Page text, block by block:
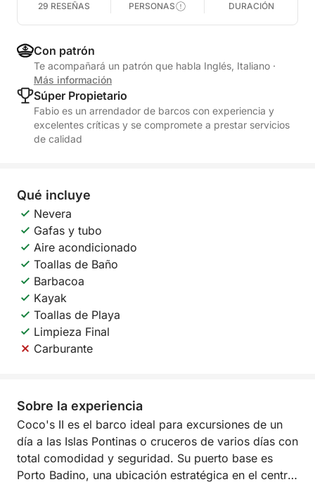
29 RESEÑAS PERSONAS DURACIÓN
Con patrón
Te acompañará un patrón que habla Inglés, Italiano ·
Más información
Súper Propietario
Fabio es un arrendador de barcos con experiencia y
excelentes críticas y se compromete a prestar servicios
de calidad
Qué incluye
Nevera
Gafas y tubo
Aire acondicionado
Toallas de Baño
Barbacoa
Kayak
Toallas de Playa
Limpieza Final
Carburante
Sobre la experiencia
Coco's II es el barco ideal para excursiones de un
día a las Islas Pontinas o cruceros de varios días con
total comodidad y seguridad. Su puerto base es
Porto Badino, una ubicación estratégica en el centro